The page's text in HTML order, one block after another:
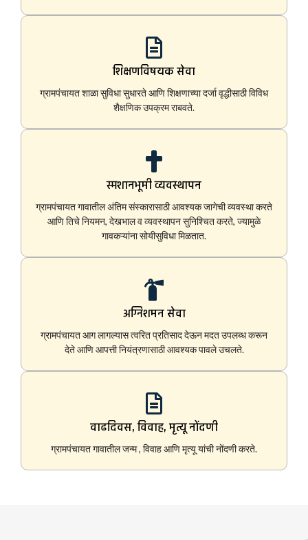
शिक्षणविषयक सेवा
ग्रामपंचायत शाळा सुविधा सुधारते आणि शिक्षणाच्या दर्जा वृद्धीसाठी विविध
शैक्षणिक उपक्रम राबवते.
स्मशानभूमी व्यवस्थापन
ग्रामपंचायत गावातील अंतिम संस्कारासाठी आवश्यक जागेची व्यवस्था करते
आणि तिचे नियमन, देखभाल व व्यवस्थापन सुनिश्चित करते, ज्यामुळे
गावकऱ्यांना सोयीसुविधा मिळतात.
अग्निशमन सेवा
ग्रामपंचायत आग लागल्यास त्वरित प्रतिसाद देऊन मदत उपलब्ध करून
देते आणि आपत्ती नियंत्रणासाठी आवश्यक पावले उचलते.
वाढदिवस, विवाह, मृत्यू नोंदणी
ग्रामपंचायत गावातील जन्म , विवाह आणि मृत्यू यांची नोंदणी करते.